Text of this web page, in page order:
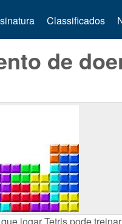
Classificados
de